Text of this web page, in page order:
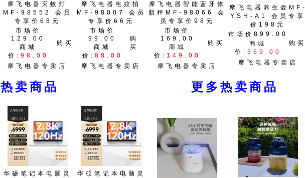
摩飞电器灭蚊灯
MF-98552 会员
专享价68元
市场价
129.00
购买
商城
价 :98.00
摩飞电器专卖店
摩飞电器电蚊拍
MF-98007 会员
专享价66元
市场价
99.00
购
买
商城
价 :88.00
摩飞电器专卖店
摩飞电器智能蓝牙体
脂秤MF-98066 会
员专享价98元
市场价
169.00
购买
商城
价 :149.00
摩飞电器专卖店
摩飞电器养生壶MF-
YSH-A1 会员专享
价198元
市场价899.00
购买
商城
价 :369.00
摩飞电器专卖店
热卖商品 更多热卖商品
华硕笔记本电脑灵
华硕笔记本电脑灵